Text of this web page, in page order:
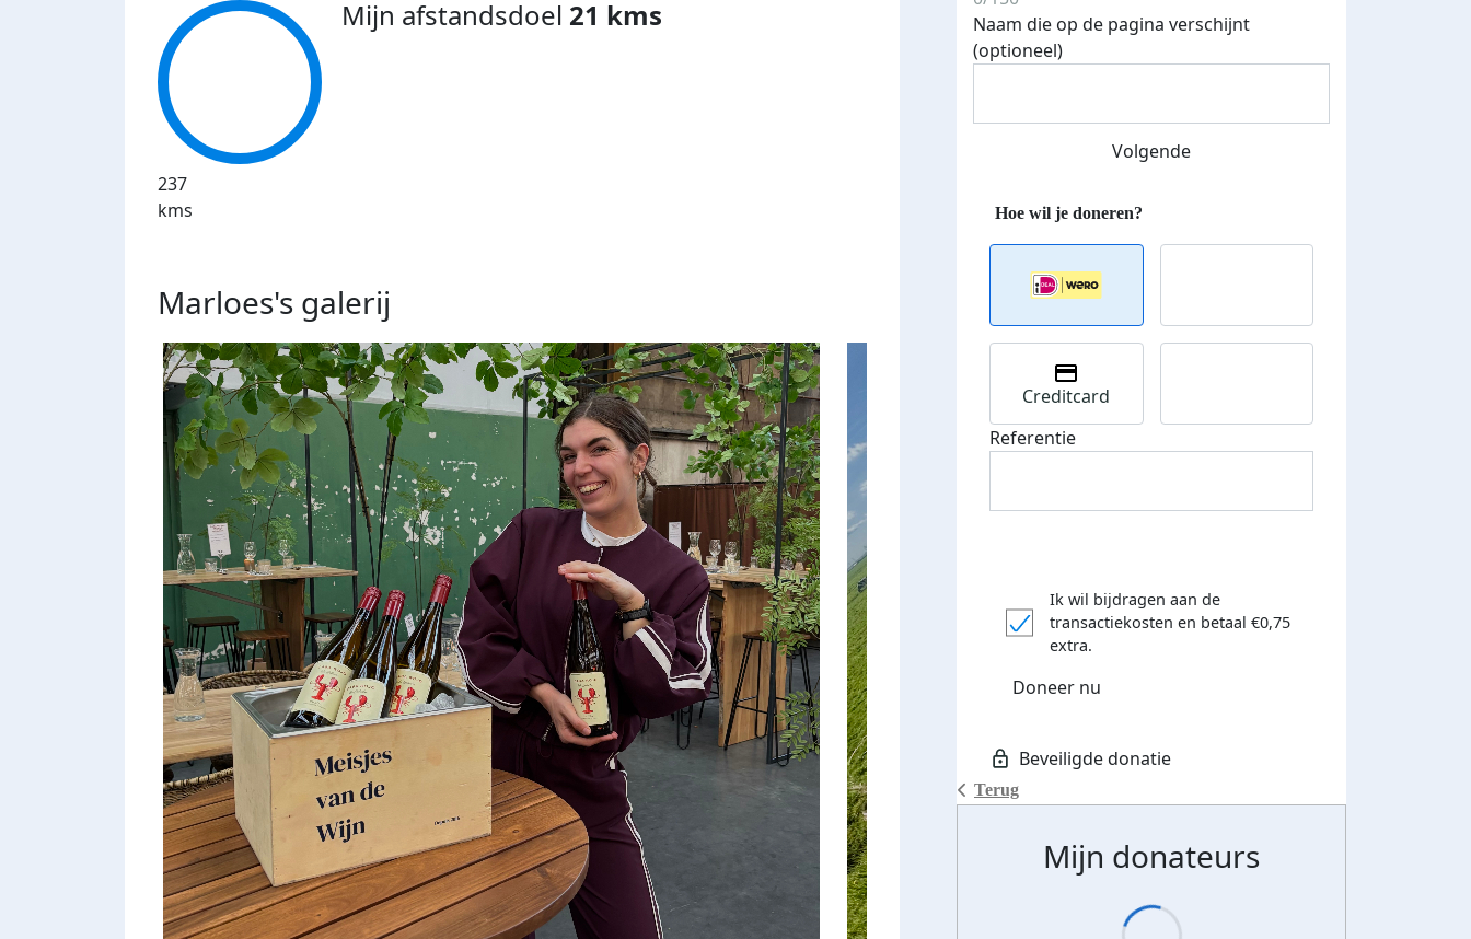
237
kms
Mijn afstandsdoel 21 kms
Marloes's galerij
Naam die op de pagina verschijnt
(optioneel)
Volgende
Terug
Creditcard
Referentie
Ik wil bijdragen aan de
transactiekosten en betaal €0,75
extra.
Doneer nu
Mijn donateurs